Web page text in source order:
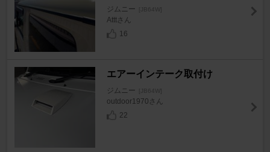
ジムニー [JB64W]
Atttさん
16
エアーインテーク取付け
ジムニー [JB64W]
outdoor1970さん
22